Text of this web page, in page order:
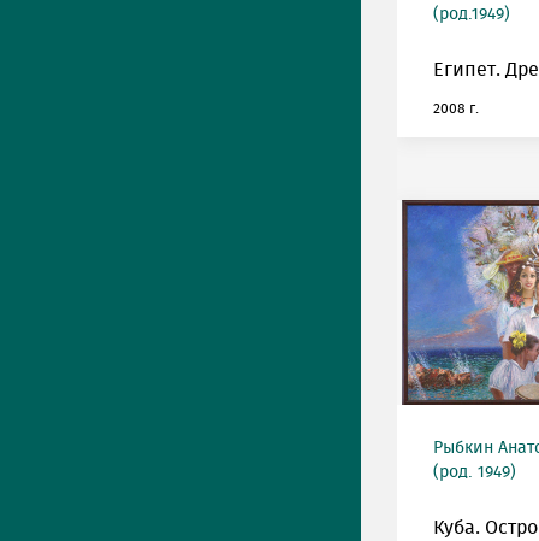
(род.1949)
Египет.
2008 г.
Рыбкин
(род. 1949)
Куба.